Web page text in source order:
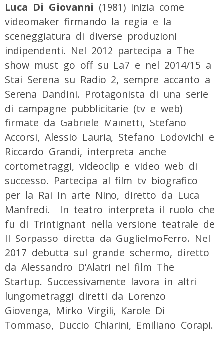
Luca Di Giovanni (1981) inizia come
videomaker firmando la regia e la
sceneggiatura di diverse produzioni
indipendenti. Nel 2012 partecipa a The
show must go off su La7 e nel 2014/15 a
Stai Serena su Radio 2, sempre accanto a
Serena Dandini. Protagonista di una serie
di campagne pubblicitarie (tv e web)
firmate da Gabriele Mainetti, Stefano
Accorsi, Alessio Lauria, Stefano Lodovichi e
Riccardo Grandi, interpreta anche
cortometraggi, videoclip e video web di
successo. Partecipa al film tv biografico
per la Rai In arte Nino, diretto da Luca
Manfredi. In teatro interpreta il ruolo che
fu di Trintignant nella versione teatrale de
Il Sorpasso diretta da GuglielmoFerro. Nel
2017 debutta sul grande schermo, diretto
da Alessandro D’Alatri nel film The
Startup. Successivamente lavora in altri
lungometraggi diretti da Lorenzo
Giovenga, Mirko Virgili, Karole Di
Tommaso, Duccio Chiarini, Emiliano Corapi.